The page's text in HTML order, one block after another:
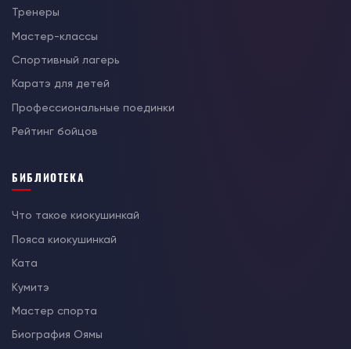
Тренеры
Мастер-классы
Спортивный лагерь
Каратэ для детей
Профессиональные поединки
Рейтинг бойцов
БИБЛИОТЕКА
Что такое киокушинкай
Пояса киокушинкай
Ката
Кумитэ
Мастер спорта
Биография Оямы